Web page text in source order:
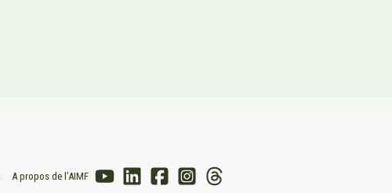
A propos de l’AIMF